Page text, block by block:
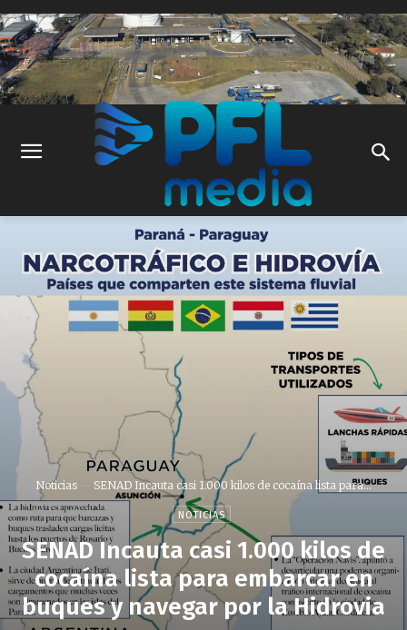
Noticias SENAD Incauta casi 1.000 kilos de cocaína lista para...
NOTICIAS
SENAD Incauta casi 1.000 kilos de
cocaína lista para embarcar en
buques y navegar por la Hidrovia